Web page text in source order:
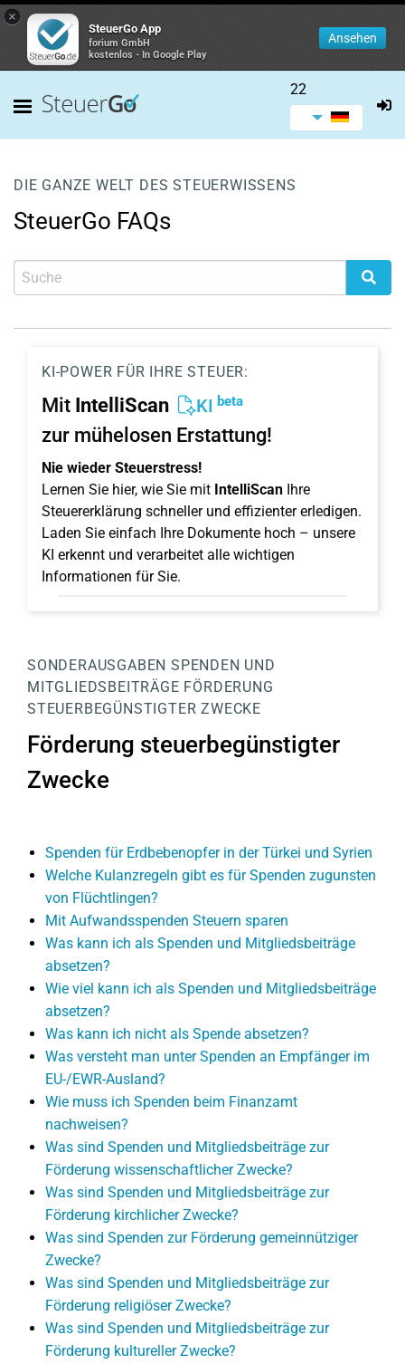
×
SteuerGo App
forium GmbH
kostenlos - In Google Play
Ansehen
22
DIE GANZE WELT DES STEUERWISSENS
SteuerGo FAQs
KI-POWER FÜR IHRE STEUER:
Mit IntelliScan KI beta
zur mühelosen Erstattung!
Nie wieder Steuerstress!
Lernen Sie hier, wie Sie mit IntelliScan Ihre
Steuererklärung schneller und effizienter erledigen.
Laden Sie einfach Ihre Dokumente hoch – unsere
KI erkennt und verarbeitet alle wichtigen
Informationen für Sie.
SONDERAUSGABEN SPENDEN UND
MITGLIEDSBEITRÄGE FÖRDERUNG
STEUERBEGÜNSTIGTER ZWECKE
Förderung steuerbegünstigter
Zwecke
Spenden für Erdbebenopfer in der Türkei und Syrien
Welche Kulanzregeln gibt es für Spenden zugunsten
von Flüchtlingen?
Mit Aufwandsspenden Steuern sparen
Was kann ich als Spenden und Mitgliedsbeiträge
absetzen?
Wie viel kann ich als Spenden und Mitgliedsbeiträge
absetzen?
Was kann ich nicht als Spende absetzen?
Was versteht man unter Spenden an Empfänger im
EU-/EWR-Ausland?
Wie muss ich Spenden beim Finanzamt
nachweisen?
Was sind Spenden und Mitgliedsbeiträge zur
Förderung wissenschaftlicher Zwecke?
Was sind Spenden und Mitgliedsbeiträge zur
Förderung kirchlicher Zwecke?
Was sind Spenden zur Förderung gemeinnütziger
Zwecke?
Was sind Spenden und Mitgliedsbeiträge zur
Förderung religiöser Zwecke?
Was sind Spenden und Mitgliedsbeiträge zur
Förderung kultureller Zwecke?